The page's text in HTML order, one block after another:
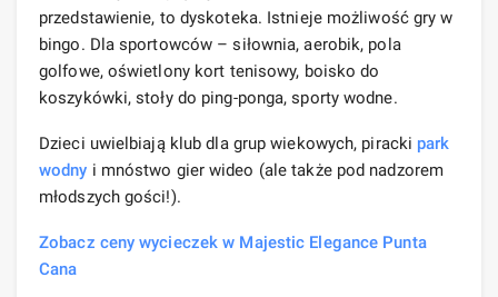
przedstawienie, to dyskoteka. Istnieje możliwość gry w
bingo. Dla sportowców – siłownia, aerobik, pola
golfowe, oświetlony kort tenisowy, boisko do
koszykówki, stoły do ​​ping-ponga, sporty wodne.
Dzieci uwielbiają klub dla grup wiekowych, piracki park
wodny i mnóstwo gier wideo (ale także pod nadzorem
młodszych gości!).
Zobacz ceny wycieczek w Majestic Elegance Punta
Cana